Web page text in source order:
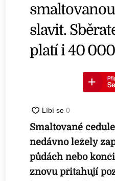
slavit.
platí i 40
Smaltované
nedávno ležely
půdách nebo
znovu přitahují